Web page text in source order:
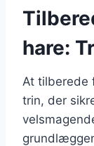
hare:
At tilberede
trin, der